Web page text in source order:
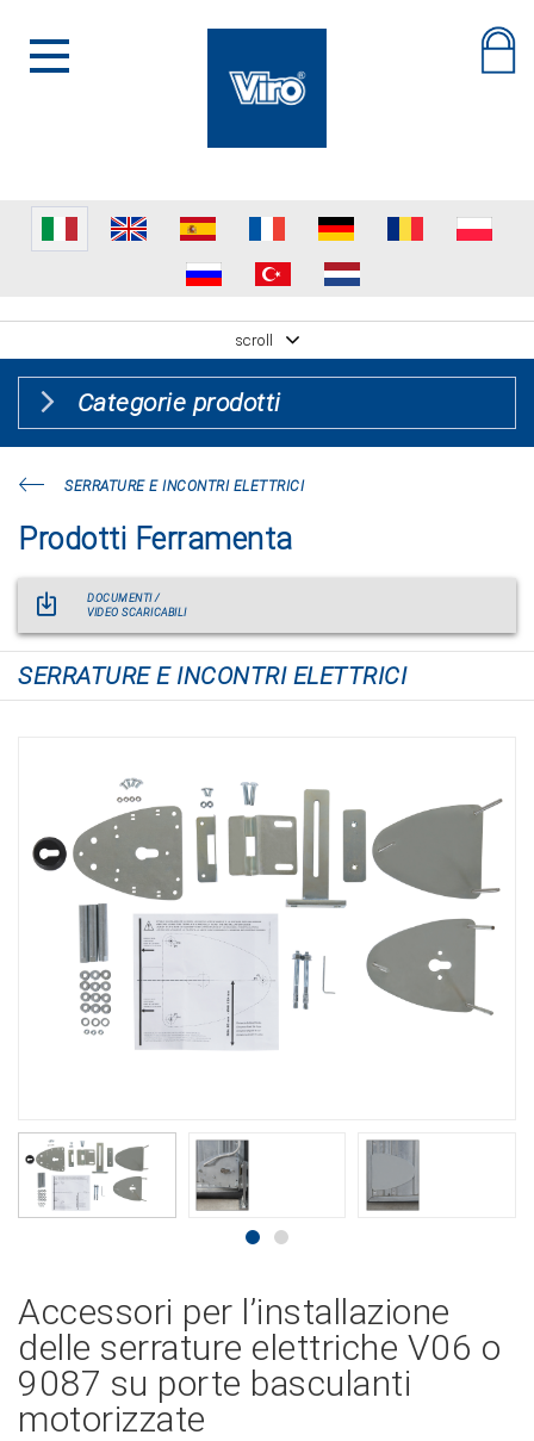
scroll
Categorie prodotti
SERRATURE E INCONTRI ELETTRICI
Prodotti Ferramenta
DOCUMENTI /
VIDEO SCARICABILI
SERRATURE E INCONTRI ELETTRICI
Accessori per l’installazione
delle serrature elettriche V06 o
9087 su porte basculanti
motorizzate